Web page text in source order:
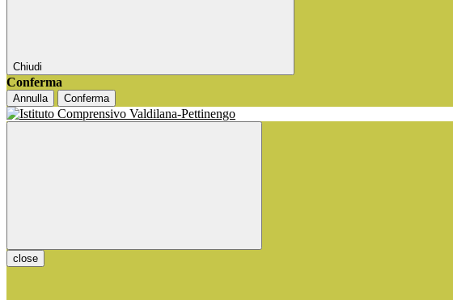
Chiudi
Conferma
Annulla Conferma
close